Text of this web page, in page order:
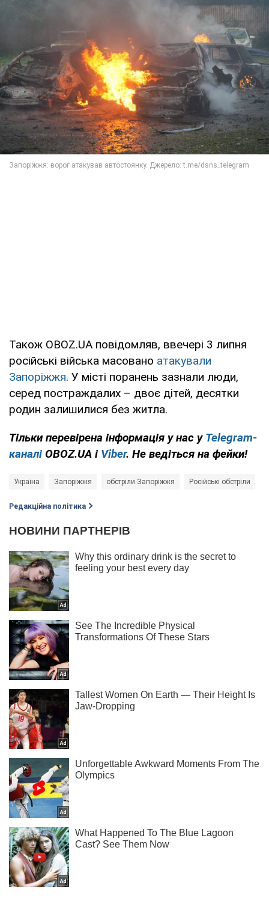
Також OBOZ.UA повідомляв, ввечері 3 липня
російські війська масовано атакували
Запоріжжя. У місті поранень зазнали люди,
серед постраждалих – двоє дітей, десятки
родин залишилися без житла.
Тільки перевірена інформація у нас у Telegram-
каналі OBOZ.UA і Viber. Не ведіться на фейки!
Україна Запоріжжя обстріли Запоріжжя Російські обстріли
Редакційна політика